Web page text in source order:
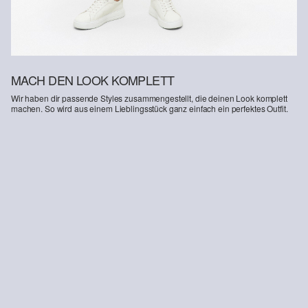
MACH DEN LOOK KOMPLETT
Wir haben dir passende Styles zusammengestellt, die deinen Look komplett
machen. So wird aus einem Lieblingsstück ganz einfach ein perfektes Outfit.